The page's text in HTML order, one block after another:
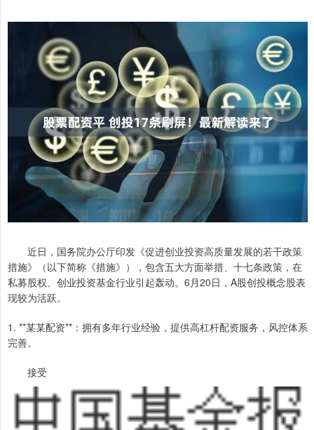
近日，国务院办公厅印发《促进创业投资高质量发展的若干政策
措施》（以下简称《措施》），包含五大方面举措、十七条政策，在
私募股权、创业投资基金行业引起轰动。6月20日，A股创投概念股表
现较为活跃。
1. **某某配资**：拥有多年行业经验，提供高杠杆配资服务，风控体系
完善。
接受